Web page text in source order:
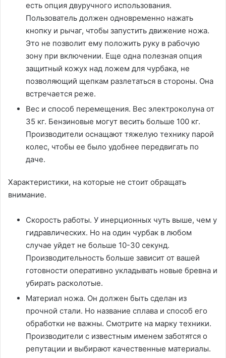
есть опция двуручного использования.
Пользователь должен одновременно нажать
кнопку и рычаг, чтобы запустить движение ножа.
Это не позволит ему положить руку в рабочую
зону при включении. Еще одна полезная опция
защитный кожух над ложем для чурбака, не
позволяющий щепкам разлетаться в стороны. Она
встречается реже.
Вес и способ перемещения. Вес электроколуна от
35 кг. Бензиновые могут весить больше 100 кг.
Производители оснащают тяжелую технику парой
колес, чтобы ее было удобнее передвигать по
даче.
Характеристики, на которые не стоит обращать
внимание.
Скорость работы. У инерционных чуть выше, чем у
гидравлических. Но на один чурбак в любом
случае уйдет не больше 10-30 секунд.
Производительность больше зависит от вашей
готовности оперативно укладывать новые бревна и
убирать расколотые.
Материал ножа. Он должен быть сделан из
прочной стали. Но название сплава и способ его
обработки не важны. Смотрите на марку техники.
Производители с известным именем заботятся о
репутации и выбирают качественные материалы.